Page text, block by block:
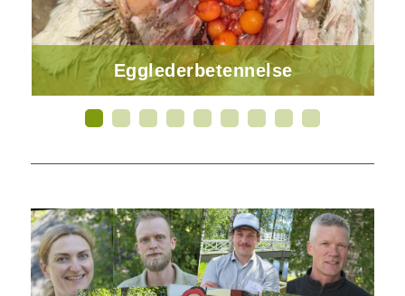
Egglederbetennelse